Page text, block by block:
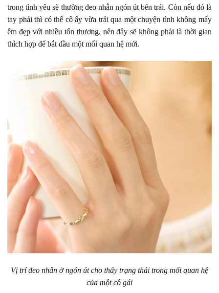
trong tình yêu sẽ thường đeo nhẫn ngón út bên trái. Còn nếu đó là
tay phải thì có thể cô ấy vừa trải qua một chuyện tình không mấy
êm đẹp với nhiều tổn thương, nên đây sẽ không phải là thời gian
thích hợp để bắt đầu một mối quan hệ mới.
Vị trí đeo nhẫn ở ngón út cho thấy trạng thái trong mối quan hệ
của một cô gái